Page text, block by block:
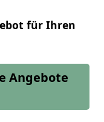
für Ihren
Angebote